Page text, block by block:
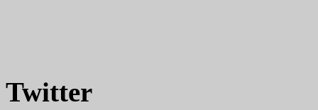
Twitter